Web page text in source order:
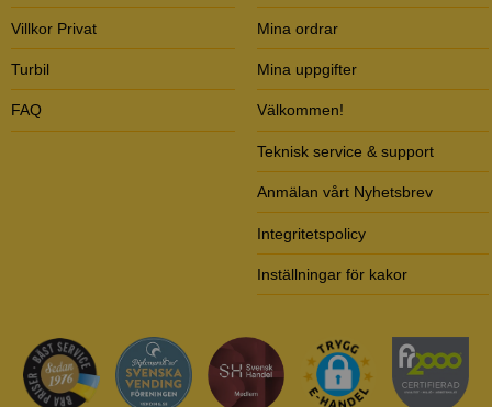
Villkor Privat
Turbil
FAQ
Mina ordrar
Mina uppgifter
Välkommen!
Teknisk service & support
Anmälan vårt Nyhetsbrev
Integritetspolicy
Inställningar för kakor